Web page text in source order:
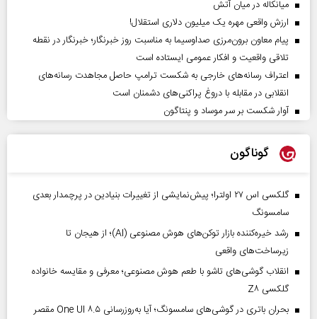
میانکاله در میان آتش
ارزش واقعی مهره یک میلیون دلاری استقلال!
پیام معاون برون‌مرزی صداوسیما به مناسبت روز خبرنگار؛ خبرنگار در نقطه
تلاقی واقعیت و افکار عمومی ایستاده است
اعتراف رسانه‌های خارجی به شکست ترامپ حاصل مجاهدت رسانه‌های
انقلابی در مقابله با دروغ پراکنی‌های دشمنان است
آوار شکست بر سر موساد و پنتاگون
گوناگون
گلکسی اس ۲۷ اولترا؛ پیش‌نمایشی از تغییرات بنیادین در پرچمدار بعدی
سامسونگ
رشد خیره‌کننده بازار توکن‌های هوش مصنوعی (AI)؛ از هیجان تا
زیرساخت‌های واقعی
انقلاب گوشی‌های تاشو‌ با طعم هوش مصنوعی؛ معرفی و مقایسه خانواده
گلکسی Z۸
بحران باتری در گوشی‌های سامسونگ؛ آیا به‌روزرسانی One UI ۸.۵ مقصر